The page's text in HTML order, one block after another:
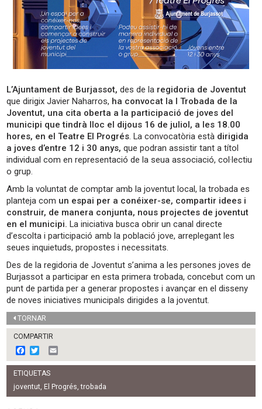
L’Ajuntament de Burjassot, des de la regidoria de Joventut
que dirigix Javier Naharros, ha convocat la I Trobada de la
Joventut, una cita oberta a la participació de joves del
municipi que tindrà lloc el dijous 16 de juliol, a les 18.00
hores, en el Teatre El Progrés. La convocatòria està dirigida
a joves d’entre 12 i 30 anys, que podran assistir tant a títol
individual com en representació de la seua associació, col·lectiu
o grup.
Amb la voluntat de comptar amb la joventut local, la trobada es
planteja com un espai per a conéixer-se, compartir idees i
construir, de manera conjunta, nous projectes de joventut
en el municipi. La iniciativa busca obrir un canal directe
d’escolta i participació amb la població jove, arreplegant les
seues inquietuds, propostes i necessitats.
Des de la regidoria de Joventut s’anima a les persones joves de
Burjassot a participar en esta primera trobada, concebut com un
punt de partida per a generar propostes i avançar en el disseny
de noves iniciatives municipals dirigides a la joventut.
TORNAR
COMPARTIR
F
a
c
e
b
o
o
w
i
t
t
e
m
a
l
ETIQUETAS
joventut, El Progrés,trobada